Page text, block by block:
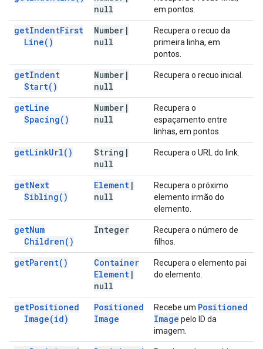
null
em pontos.
getIndentFirst
Line( )
Number |
null
Recupera o recuo da
primeira linha, em
pontos.
getIndent
Start( )
Number |
null
Recupera o recuo inicial.
getLine
Spacing( )
Number |
null
Recupera o
espaçamento entre
linhas, em pontos.
getLinkUrl( ) String |
null
Recupera o URL do link.
getNext
Sibling( )
Element |
null
Recupera o próximo
elemento irmão do
elemento.
getNum
Children( )
Integer
Recupera o número de
filhos.
getParent( )
Container
Element |
null
Recupera o elemento pai
do elemento.
getPositioned
Image(id)
Positioned
Image
Recebe um Positioned
Image pelo ID da
imagem.